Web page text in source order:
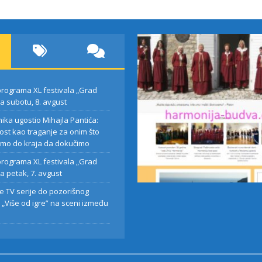
ugostio
Pantića:
kao
za onim što
do kraja
Najava programa XL
festivala „Grad
za petak, 7. avgust
XL festivala „Grad
subotu, 8. avgust
ugostio Mihajla Pantića:
kao traganje za onim što
do kraja da dokučimo
XL festivala „Grad
petak, 7. avgust
TV serije do pozorišnog
od igre” na sceni između